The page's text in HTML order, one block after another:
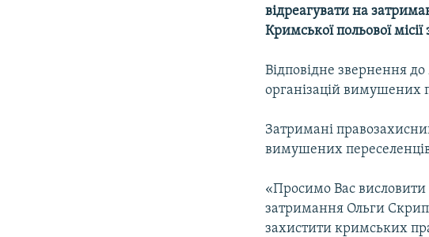
відреагувати на
Кримської польової
Відповідне звернення
організацій вимушених
Затримані
вимушених
«Просимо Вас висловити
затримання Ольги
захистити кримських